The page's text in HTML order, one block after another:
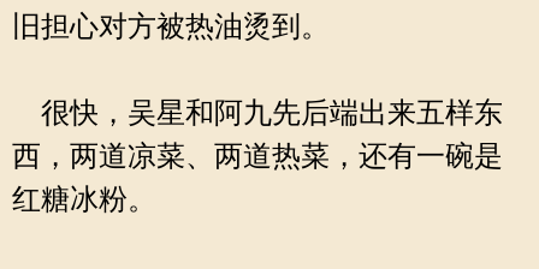
旧担心对方被热油烫到。
很快，吴星和阿九先后端出来五样东
西，两道凉菜、两道热菜，还有一碗是
红糖冰粉。